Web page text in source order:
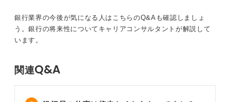
の革新的な思考
・国際的視野：グローバル市場での競争に対応するため
これらのスキルを身につけ、現代の銀行業界の課題に対
応できる人材になることが、これから就職する学生にと
って重要なことでしょう。
銀行業界の今後が気になる人はこちらのQ&Aも確認しましょ
う。銀行の将来性についてキャリアコンサルタントが解説して
います。
関連Q&A